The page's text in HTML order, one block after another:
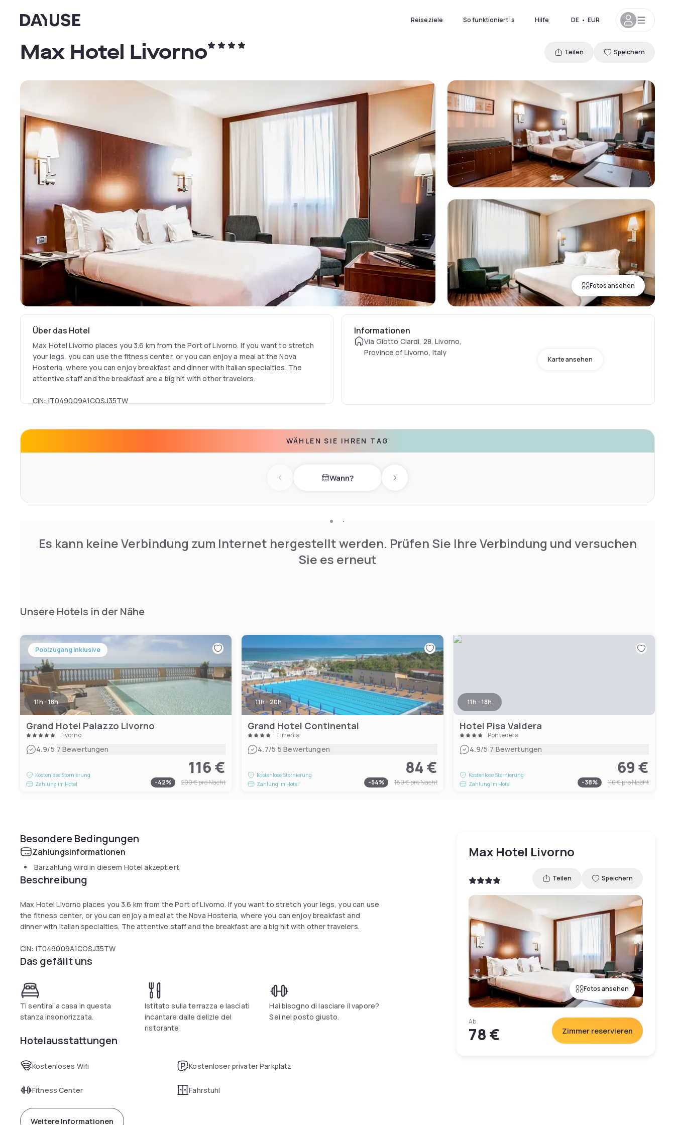
Dayuse Reiseziele So funktioniert´s Hilfe DE • EUR
Fotos ansehen
Max Hotel Livorno Teilen Speichern
Über das Hotel
Max Hotel Livorno places you 3.6 km from the Port of Livorno. If you want to stretch
your legs, you can use the fitness center, or you can enjoy a meal at the Nova
Hosteria, where you can enjoy breakfast and dinner with Italian specialties. The
attentive staff and the breakfast are a big hit with other travelers.
CIN: IT049009A1COSJ35TW
Informationen
Via Giotto Ciardi, 28, Livorno,
Province of Livorno, Italy
Karte ansehen
WÄHLEN SIE IHREN TAG
Previous day Wann? Next day
Es kann keine Verbindung zum Internet hergestellt werden. Prüfen Sie Ihre Verbindung und versuchen
Sie es erneut
Unsere Hotels in der Nähe
Poolzugang inklusive
11h - 18h
Grand Hotel Palazzo Livorno
Livorno
4.9/5|7 Bewertungen
Kostenlose Stornierung
Zahlung im Hotel
116 €
-42% 200 €pro Nacht
11h - 20h
Grand Hotel Continental
Tirrenia
4.7/5|5 Bewertungen
Kostenlose Stornierung
Zahlung im Hotel
84 €
-54% 180 €pro Nacht
11h - 18h
Hotel Pisa Valdera
Pontedera
4.9/5|7 Bewertungen
Kostenlose Stornierung
Zahlung im Hotel
69 €
-38% 110 €pro Nacht
Besondere Bedingungen
Zahlungsinformationen
Barzahlung wird in diesem Hotel akzeptiert
Beschreibung
Max Hotel Livorno places you 3.6 km from the Port of Livorno. If you want to stretch your legs, you can use
the fitness center, or you can enjoy a meal at the Nova Hosteria, where you can enjoy breakfast and
dinner with Italian specialties. The attentive staff and the breakfast are a big hit with other travelers.
CIN: IT049009A1COSJ35TW
Das gefällt uns
Ti sentirai a casa in questa
stanza insonorizzata.
Istitato sulla terrazza e lasciati
incantare dalle delizie del
ristorante.
Hai bisogno di lasciare il vapore?
Sei nel posto giusto.
Hotelausstattungen
Kostenloses Wifi Kostenloser privater Parkplatz
Fitness Center Fahrstuhl
Weitere Informationen
Max Hotel Livorno
Teilen Speichern
Fotos ansehen
Ab
78 € Zimmer reservieren